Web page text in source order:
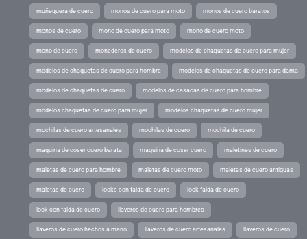
muñequera de cuero monos de cuero para moto monos de cuero baratos
monos de cuero mono de cuero para moto mono de cuero moto
mono de cuero monederos de cuero modelos de chaquetas de cuero para mujer
modelos de chaquetas de cuero para hombre modelos de chaquetas de cuero para dama
modelos de chaquetas de cuero modelos de casacas de cuero para hombre
modelos chaquetas de cuero para mujer modelos chaquetas de cuero mujer
mochilas de cuero artesanales mochilas de cuero mochila de cuero
maquina de coser cuero barata maquina de coser cuero maletines de cuero
maletas de cuero para hombre maletas de cuero moto maletas de cuero antiguas
maletas de cuero looks con falda de cuero look falda de cuero
look con falda de cuero llaveros de cuero para hombres
llaveros de cuero hechos a mano llaveros de cuero artesanales llaveros de cuero